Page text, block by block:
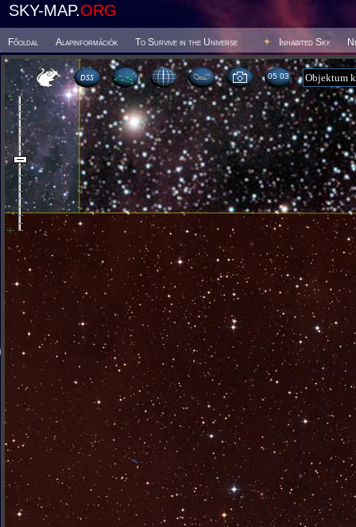
SKY-MAP.ORG
Főoldal Alapinformációk To Survive in the Universe Inhabited Sky
05:03